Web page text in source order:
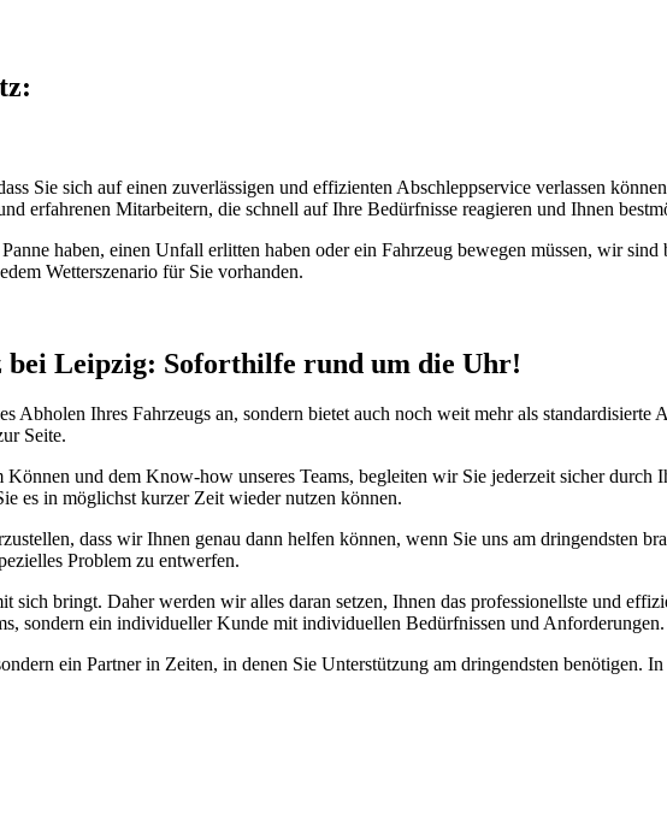
Sie sich auf einen zuverlässigen und effizienten Abschleppservice verlassen
erfahrenen Mitarbeitern, die schnell auf Ihre Bedürfnisse reagieren und Ihnen
haben, einen Unfall erlitten haben oder ein Fahrzeug bewegen müssen, wir
Wetterszenario für Sie vorhanden.
bei Leipzig: Soforthilfe rund um die Uhr!
Ihres Fahrzeugs an, sondern bietet auch noch weit mehr als standardisierte
Seite.
und dem Know-how unseres Teams, begleiten wir Sie jederzeit sicher durch
es in möglichst kurzer Zeit wieder nutzen können.
dass wir Ihnen genau dann helfen können, wenn Sie uns am dringendsten
Problem zu entwerfen.
sich bringt. Daher werden wir alles daran setzen, Ihnen das professionellste und
sondern ein individueller Kunde mit individuellen Bedürfnissen und Anforderungen.
ein Partner in Zeiten, in denen Sie Unterstützung am dringendsten